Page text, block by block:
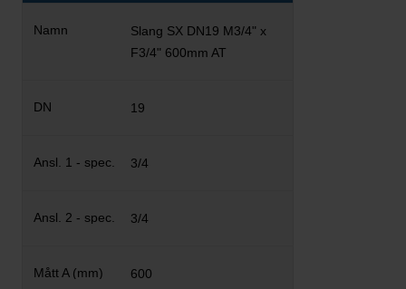
Slang SX DN19 M3/4" x
F3/4" 600mm AT
19
3/4
3/4
600